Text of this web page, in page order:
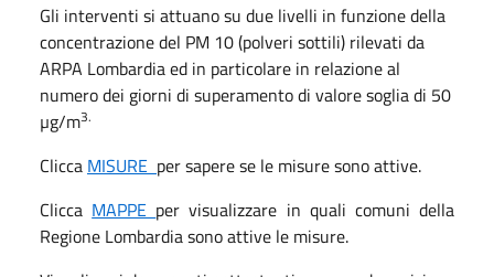
Gli interventi si attuano su due livelli in funzione della
concentrazione del PM 10 (polveri sottili) rilevati da
ARPA Lombardia ed in particolare in relazione al
numero dei giorni di superamento di valore soglia di 50
µg/m3.
Clicca MISURE per sapere se le misure sono attive.
Clicca MAPPE per visualizzare in quali comuni della
Regione Lombardia sono attive le misure.